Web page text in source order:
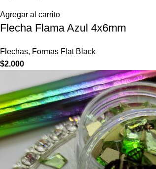
Agregar al carrito
Flecha Flama Azul 4x6mm
Flechas, Formas Flat Black
$2.000